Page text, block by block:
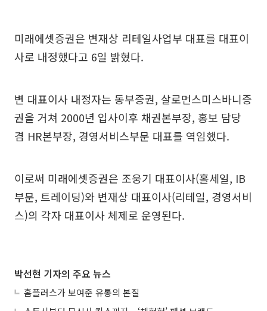
미래에셋증권은 변재상 리테일사업부 대표를 대표이
사로 내정했다고 6일 밝혔다.
변 대표이사 내정자는 동부증권, 살로먼스미스바니증
권을 거쳐 2000년 입사이후 채권본부장, 홍보 담당
겸 HR본부장, 경영서비스부문 대표를 역임했다.
이로써 미래에셋증권은 조웅기 대표이사(홀세일, IB
부문, 트레이딩)와 변재상 대표이사(리테일, 경영서비
스)의 각자 대표이사 체제로 운영된다.
박선현 기자의 주요 뉴스
홈플러스가 보여준 유통의 본질